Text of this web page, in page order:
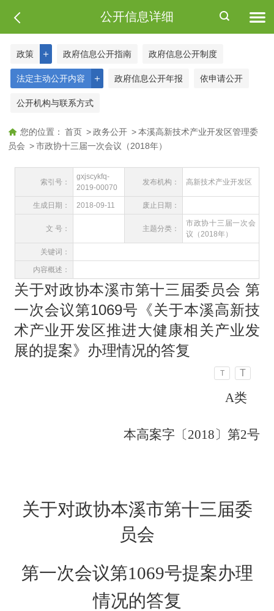
公开信息详细
＋
政策 政府信息公开指南 政府信息公开制度
＋
法定主动公开内容 政府信息公开年报 依申请公开
公开机构与联系方式
您的位置： 首页 > 政务公开 > 本溪高新技术产业开发区管理委
员会 > 市政协十三届一次会议（2018年）
索引号：
gxjscykfq-
2019-00070
发布机构： 高新技术产业开发区
生成日期： 2018-09-11 废止日期：
文 号： 主题分类：
市政协十三届一次会
议（2018年）
关键词：
内容概述：
关于对政协本溪市第十三届委员会 第
一次会议第1069号《关于本溪高新技
术产业开发区推进大健康相关产业发
展的提案》办理情况的答复
T T
A类
本高案字〔2018〕第2号
关于对政协本溪市第十三届委
员会
第一次会议第1069号提案办理
情况的答复